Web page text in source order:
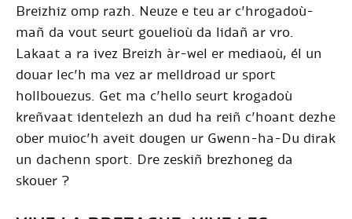
Breizhiz omp razh. Neuze e teu ar c’hrogadoù-
mañ da vout seurt gouelioù da lidañ ar vro.
Lakaat a ra ivez Breizh àr-wel er mediaoù, él un
douar lec’h ma vez ar melldroad ur sport
hollbouezus. Get ma c’hello seurt krogadoù
kreñvaat identelezh an dud ha reiñ c’hoant dezhe
ober muioc’h aveit dougen ur Gwenn-ha-Du dirak
un dachenn sport. Dre zeskiñ brezhoneg da
skouer ?